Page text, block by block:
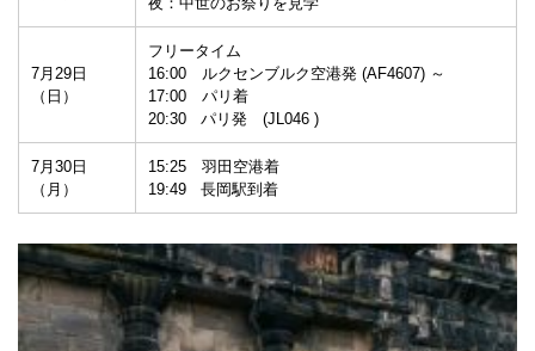
7月29日
（日）
フリータイム
16:00 ルクセンブルク空港発 (AF4607) ～
17:00 パリ着
20:30 パリ発 (JL046 )
7月30日
（月）
15:25 羽田空港着
19:49 長岡駅到着